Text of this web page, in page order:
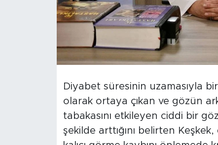
Diyabet süresinin uzamasıyla
olarak ortaya çıkan ve gözün
tabakasını etkileyen ciddi bir
şekilde arttığını belirten